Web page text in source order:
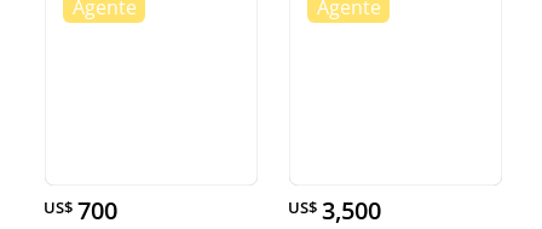
US$ 700 US$ 3,500